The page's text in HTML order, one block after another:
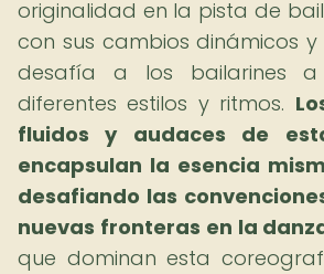
originalidad en la pista de
con sus cambios dinámicos
desafía a los bailarines
diferentes estilos y ritmos.
fluidos y audaces de
encapsulan la esencia
desafiando las
nuevas fronteras en la
que dominan esta